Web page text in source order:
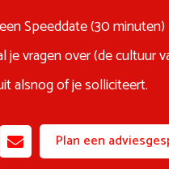
Speeddate (30 minuten)
je vragen over (de cultuur
alsnog of je solliciteert.
Plan een